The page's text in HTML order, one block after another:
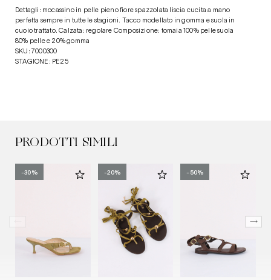
Dettagli: mocassino in pelle pieno fiore spazzolata liscia cucita a mano
perfetta sempre in tutte le stagioni. Tacco modellato in gomma e suola in
cuoio trattato. Calzata: regolare Composizione: tomaia 100% pelle suola
80% pelle e 20% gomma
SKU: 7000300
STAGIONE: PE25
PRODOTTI SIMILI
-30% -20% -50%